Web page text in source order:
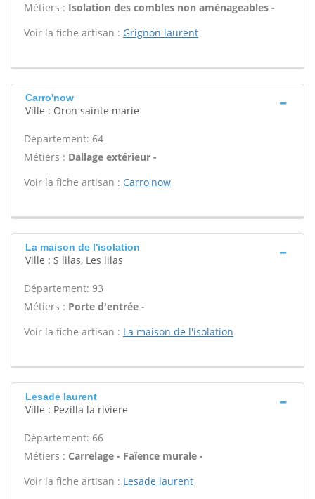
Métiers : Isolation des combles non aménageables -
Voir la fiche artisan : Grignon laurent
Carro'now
Ville : Oron sainte marie
Département: 64
Métiers : Dallage extérieur -
Voir la fiche artisan : Carro'now
La maison de l'isolation
Ville : S lilas, Les lilas
Département: 93
Métiers : Porte d'entrée -
Voir la fiche artisan : La maison de l'isolation
Lesade laurent
Ville : Pezilla la riviere
Département: 66
Métiers : Carrelage - Faïence murale -
Voir la fiche artisan : Lesade laurent